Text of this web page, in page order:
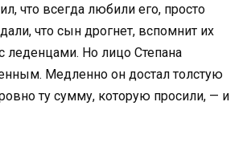
что всегда любили его, просто
что сын дрогнет, вспомнит их
леденцами. Но лицо Степана
Медленно он достал толстую
ту сумму, которую просили, — и